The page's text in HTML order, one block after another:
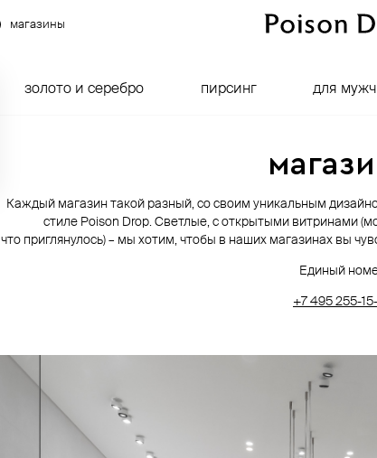
магазины
золото и серебро пирсинг для
Каждый магазин такой разный, со своим уникальным
стиле Poison Drop. Светлые, с открытыми витринами
что приглянулось) – мы хотим, чтобы в наших магазинах вы
Единый
+7 495 255-⁠